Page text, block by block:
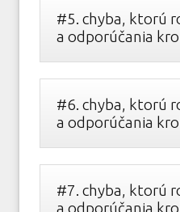
#5. chyba, ktorú
a odporúčania
#6. chyba, ktorú
a odporúčania
#7. chyba, ktorú
a odporúčania